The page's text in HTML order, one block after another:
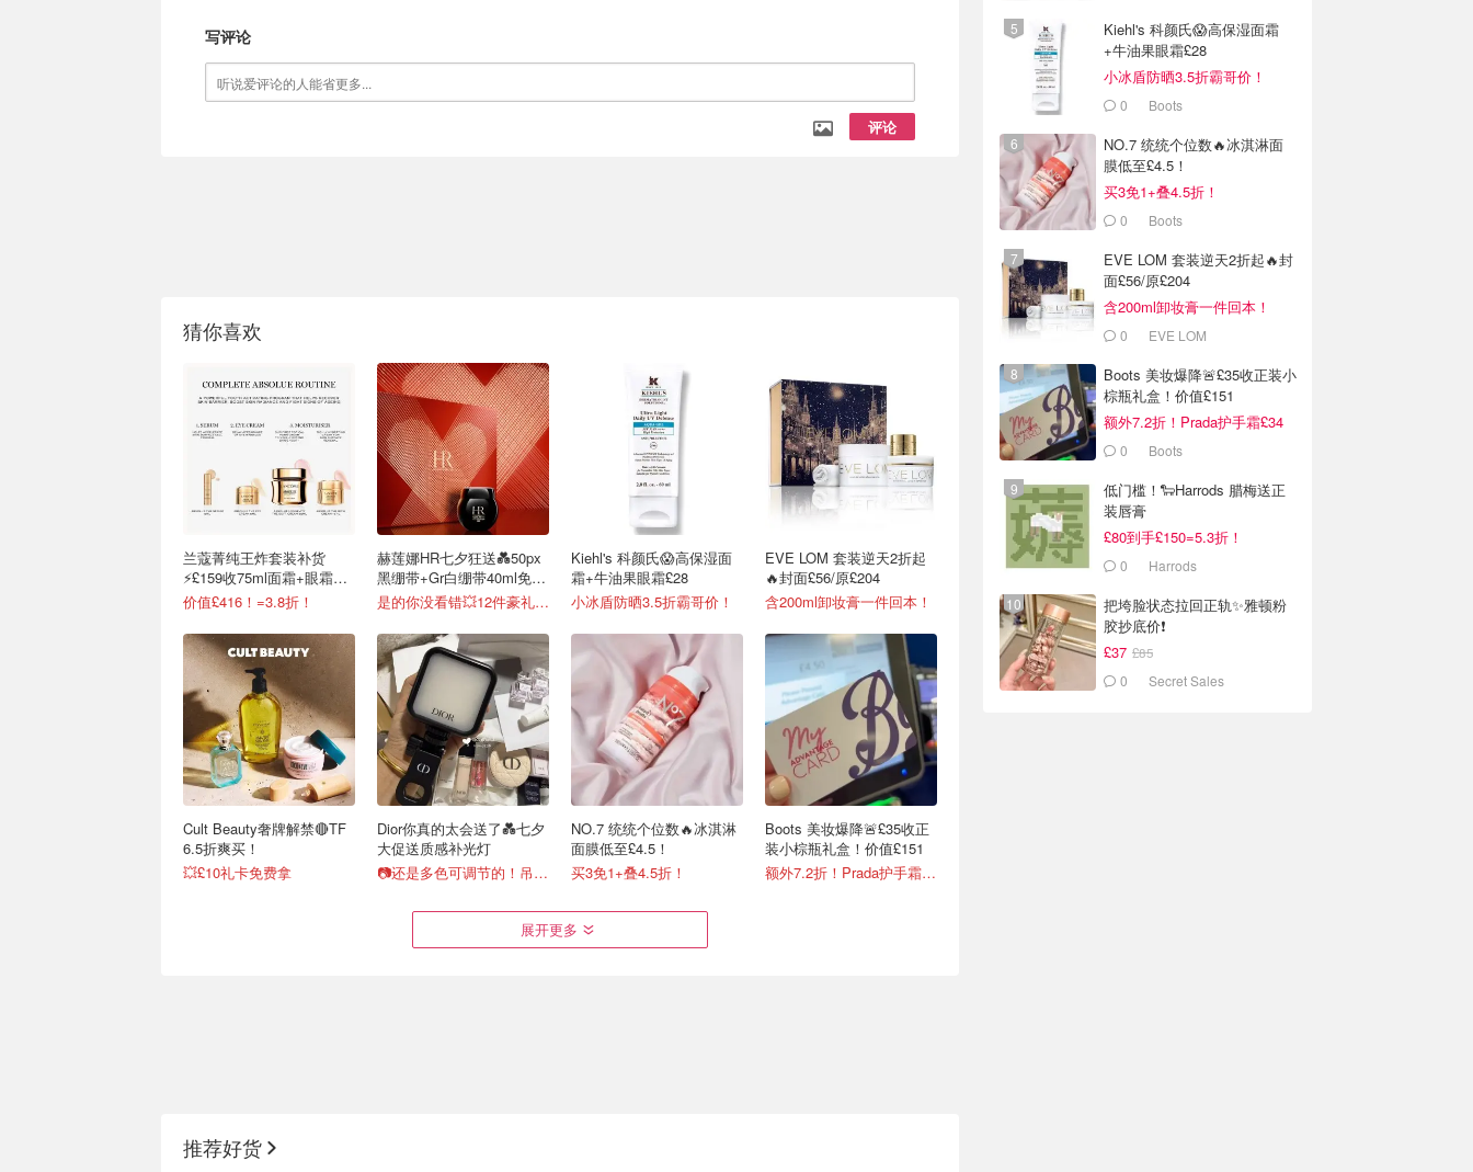
写评论
评论
猜你喜欢
兰蔻菁纯王炸套装补货
⚡️£159收75ml面霜+眼霜
+精华
价值£416！=3.8折！
Cult Beauty奢牌解禁🔴TF
6.5折爽买！
💥£10礼卡免费拿
赫莲娜HR七夕狂送💑50px
黑绷带+Gr白绷带40ml免费
拿
是的你没看错💥12件豪礼价值£561+
Dior你真的太会送了💑七夕
大促送质感补光灯
📷还是多色可调节的！吊坠唇蜜£33
Kiehl's 科颜氏😱高保湿面
霜+牛油果眼霜£28
小冰盾防晒3.5折霸哥价！
NO.7 统统个位数🔥冰淇淋
面膜低至£4.5！
买3免1+叠4.5折！
EVE LOM 套装逆天2折起
🔥封面£56/原£204
含200ml卸妆膏一件回本！
Boots 美妆爆降🚨£35收正
装小棕瓶礼盒！价值£151
额外7.2折！Prada护手霜£34
正装唇膏
£80到手£150=5.3折！
展开更多
推荐好货
Kiehl's 科颜氏😱高保湿面霜
+牛油果眼霜£28
小冰盾防晒3.5折霸哥价！
0 Boots
NO.7 统统个位数🔥冰淇淋面
膜低至£4.5！
买3免1+叠4.5折！
0 Boots
EVE LOM 套装逆天2折起🔥封
面£56/原£204
含200ml卸妆膏一件回本！
0 EVE LOM
Boots 美妆爆降🚨£35收正装小
棕瓶礼盒！价值£151
额外7.2折！Prada护手霜£34
0 Boots
低门槛！🐑Harrods 腊梅送正
装唇膏
£80到手£150=5.3折！
0 Harrods
把垮脸状态拉回正轨✨雅顿粉
胶抄底价❗️
£37 £85
0 Secret Sales